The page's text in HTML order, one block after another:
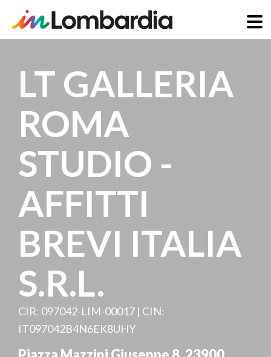
contentLT GALLERIA
ROMA
STUDIO -
AFFITTI
BREVI ITALIA
S.R.L.
CIR: 097042-LIM-00017 | CIN:
IT097042B4N6EK8UHY